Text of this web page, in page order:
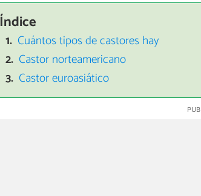
Índice
Cuántos tipos de castores hay
Castor norteamericano
Castor euroasiático